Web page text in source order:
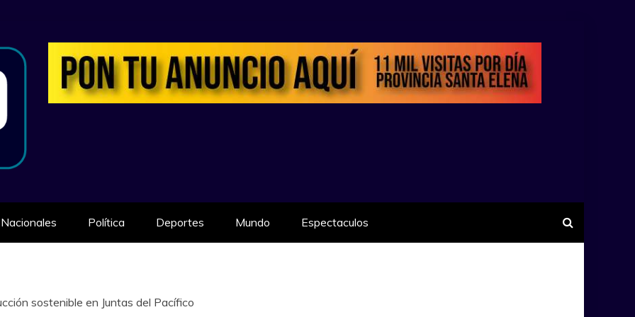
Nacionales Política Deportes Mundo Espectaculos
sostenible en Juntas del Pacífico